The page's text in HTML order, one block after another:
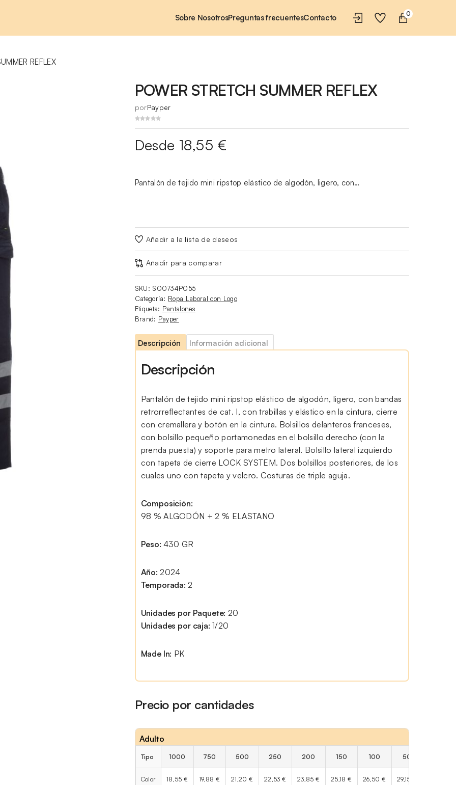
Sobre NosotrosPreguntas frecuentesContacto 0
REFLEX
POWER STRETCH SUMMER REFLEX
porPayper
Desde 18,55 €
Pantalón de tejido mini ripstop elástico de algodón, ligero, con…
Añadir a la lista de deseos
Añadir para comparar
SKU: S00734P055
Categoría: Ropa Laboral con Logo
Etiqueta: Pantalones
Brand: Payper
Descripción Información adicional
Descripción
Pantalón de tejido mini ripstop elástico de algodón, ligero, con bandas
retrorreflectantes de cat. I, con trabillas y elástico en la cintura, cierre
con cremallera y botón en la cintura. Bolsillos delanteros franceses,
con bolsillo pequeño portamonedas en el bolsillo derecho (con la
prenda puesta) y soporte para metro lateral. Bolsillo lateral izquierdo
con tapeta de cierre LOCK SYSTEM. Dos bolsillos posteriores, de los
cuales uno con tapeta y velcro. Costuras de triple aguja.
Composición:
98 % ALGODÓN + 2 % ELASTANO
Peso: 430 GR
Año: 2024
Temporada: 2
Unidades por Paquete: 20
Unidades por caja: 1/20
Made In: PK
Precio por cantidades
Adulto
Tipo 1000 750 500 250 200 150 100 50
Color 18,55 € 19,88 € 21,20 € 22,53 € 23,85 € 25,18 € 26,50 € 29,15 €